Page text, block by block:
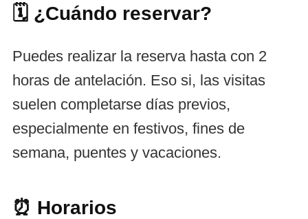
🗓️ ¿Cuándo reservar?
Puedes realizar la reserva hasta con 2
horas de antelación. Eso si, las visitas
suelen completarse días previos,
especialmente en festivos, fines de
semana, puentes y vacaciones.
⏰ Horarios